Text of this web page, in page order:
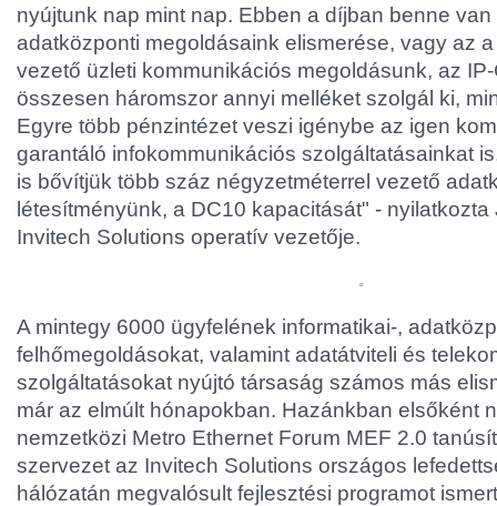
nyújtunk nap mint nap. Ebben a díjban benne
adatközponti megoldásaink elismerése, vagy az
vezető üzleti kommunikációs megoldásunk, az
összesen háromszor annyi melléket szolgál ki,
Egyre több pénzintézet veszi igénybe az igen
garantáló infokommunikációs szolgáltatásainkat
is bővítjük több száz négyzetméterrel vezető
létesítményünk, a DC10 kapacitását" -
Invitech Solutions operatív vezetője.
A mintegy 6000 ügyfelének informatikai-,
felhőmegoldásokat, valamint adatátviteli és
szolgáltatásokat nyújtó társaság számos más
már az elmúlt hónapokban. Hazánkban elsőként
nemzetközi Metro Ethernet Forum MEF 2.0
szervezet az Invitech Solutions országos
hálózatán megvalósult fejlesztési programot